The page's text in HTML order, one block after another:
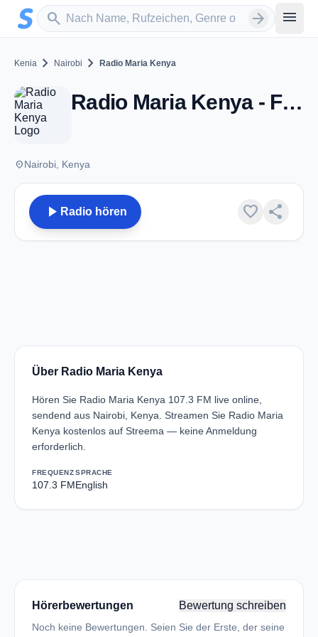
Zum Hauptinhalt springen
search
Sender suchen arrow_forward menu
Kenia chevron_right Nairobi chevron_right Radio Maria Kenya
Radio Maria Kenya - FM 107.3 - Nairobi
placeNairobi, Kenya
play_arrow Radio hören favorite share
Über Radio Maria Kenya
Hören Sie Radio Maria Kenya 107.3 FM live online,
sendend aus Nairobi, Kenya. Streamen Sie Radio Maria
Kenya kostenlos auf Streema — keine Anmeldung
erforderlich.
FREQUENZ
107.3 FM
SPRACHE
English
Hörerbewertungen Bewertung schreiben
Noch keine Bewertungen. Seien Sie der Erste, der seine